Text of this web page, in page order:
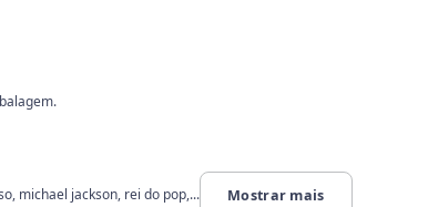
michael jackson, rei do pop,...
Mostrar mais